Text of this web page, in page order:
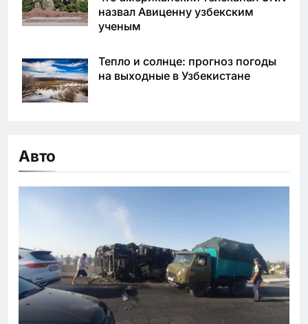
назвал Авиценну узбекским
ученым
Тепло и солнце: прогноз погоды
на выходные в Узбекистане
Авто